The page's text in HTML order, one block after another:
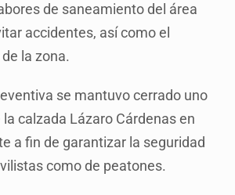
de saneamiento del área
accidentes, así como el
la zona.
se mantuvo cerrado uno
calzada Lázaro Cárdenas en
a fin de garantizar la seguridad
como de peatones.